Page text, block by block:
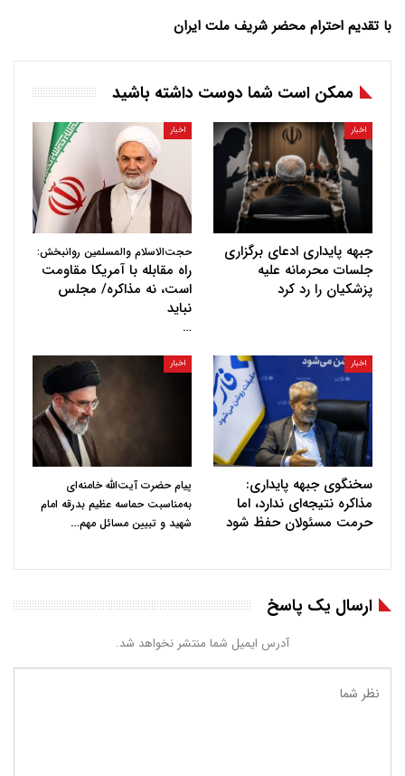
با تقدیم احترام محضر شریف ملت ایران
ممکن است شما دوست داشته باشید
اخبار
جبهه پایداری ادعای برگزاری
جلسات محرمانه علیه
پزشکیان را رد کرد
اخبار
حجت‌الاسلام والمسلمین روانبخش:
راه مقابله با آمریکا مقاومت
است، نه مذاکره/ مجلس
نباید
…
اخبار
سخنگوی جبهه پایداری:
مذاکره نتیجه‌ای ندارد، اما
حرمت مسئولان حفظ شود
اخبار
پیام حضرت آیت‌الله خامنه‌ای
به‌مناسبت حماسه عظیم بدرقه امام
شهید و تبیین مسائل مهم…
ارسال یک پاسخ
آدرس ایمیل شما منتشر نخواهد شد.